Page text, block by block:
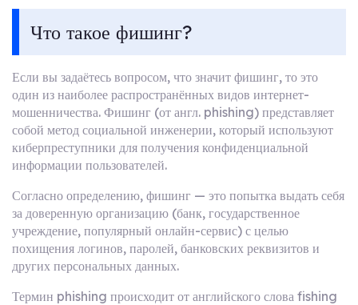
Что такое фишинг?
Если вы задаётесь вопросом, что значит фишинг, то это
один из наиболее распространённых видов интернет-
мошенничества. Фишинг (от англ. phishing) представляет
собой метод социальной инженерии, который используют
киберпреступники для получения конфиденциальной
информации пользователей.
Согласно определению, фишинг — это попытка выдать себя
за доверенную организацию (банк, государственное
учреждение, популярный онлайн-сервис) с целью
похищения логинов, паролей, банковских реквизитов и
других персональных данных.
Термин phishing происходит от английского слова fishing